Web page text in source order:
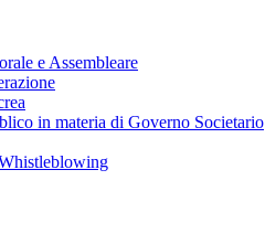
e Assembleare
in materia di Governo Societario